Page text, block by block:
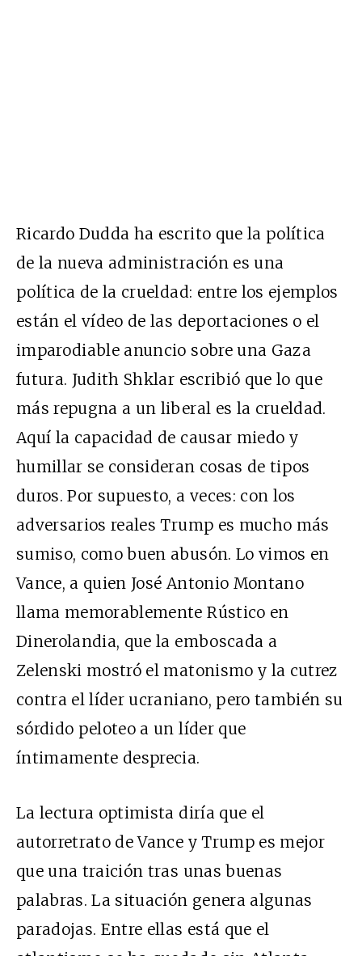
Ricardo Dudda ha escrito que la política
de la nueva administración es una
política de la crueldad: entre los ejemplos
están el vídeo de las deportaciones o el
imparodiable anuncio sobre una Gaza
futura. Judith Shklar escribió que lo que
más repugna a un liberal es la crueldad.
Aquí la capacidad de causar miedo y
humillar se consideran cosas de tipos
duros. Por supuesto, a veces: con los
adversarios reales Trump es mucho más
sumiso, como buen abusón. Lo vimos en
Vance, a quien José Antonio Montano
llama memorablemente Rústico en
Dinerolandia, que la emboscada a
Zelenski mostró el matonismo y la cutrez
contra el líder ucraniano, pero también su
sórdido peloteo a un líder que
íntimamente desprecia.
La lectura optimista diría que el
autorretrato de Vance y Trump es mejor
que una traición tras unas buenas
palabras. La situación genera algunas
paradojas. Entre ellas está que el